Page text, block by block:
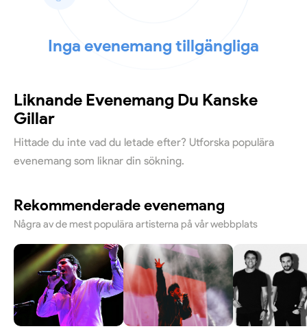
Inga evenemang tillgängliga
Liknande Evenemang Du Kanske
Gillar
Hittade du inte vad du letade efter? Utforska populära
evenemang som liknar din sökning.
Rekommenderade evenemang
Några av de mest populära artisterna på vår webbplats